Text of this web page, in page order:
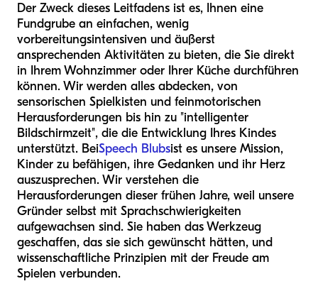
Der Zweck dieses Leitfadens ist es, Ihnen eine
Fundgrube an einfachen, wenig
vorbereitungsintensiven und äußerst
ansprechenden Aktivitäten zu bieten, die Sie direkt
in Ihrem Wohnzimmer oder Ihrer Küche durchführen
können. Wir werden alles abdecken, von
sensorischen Spielkisten und feinmotorischen
Herausforderungen bis hin zu "intelligenter
Bildschirmzeit", die die Entwicklung Ihres Kindes
unterstützt. BeiSpeech Blubsist es unsere Mission,
Kinder zu befähigen, ihre Gedanken und ihr Herz
auszusprechen. Wir verstehen die
Herausforderungen dieser frühen Jahre, weil unsere
Gründer selbst mit Sprachschwierigkeiten
aufgewachsen sind. Sie haben das Werkzeug
geschaffen, das sie sich gewünscht hätten, und
wissenschaftliche Prinzipien mit der Freude am
Spielen verbunden.